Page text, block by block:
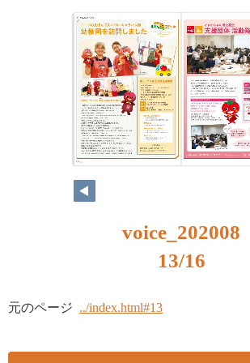
12
voice_202008
13/16
元のページ ../index.html#13